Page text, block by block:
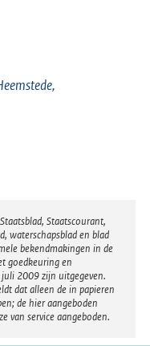
Staatscourant,
waterschapsblad en blad
bekendmakingen in de
goedkeuring en
2009 zijn uitgegeven.
dat alleen de in papieren
de hier aangeboden
van service aangeboden.